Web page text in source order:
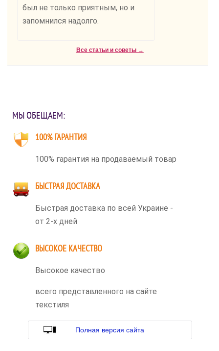
был не только приятным, но и
запомнился надолго.
Все статьи и советы →
МЫ ОБЕЩАЕМ:
100% ГАРАНТИЯ
100% гарантия на продаваемый товар
БЫСТРАЯ ДОСТАВКА
Быстрая доставка по всей Украине -
от 2-х дней
ВЫСОКОЕ КАЧЕСТВО
Высокое качество
всего представленного на сайте
текстиля
Полная версия сайта